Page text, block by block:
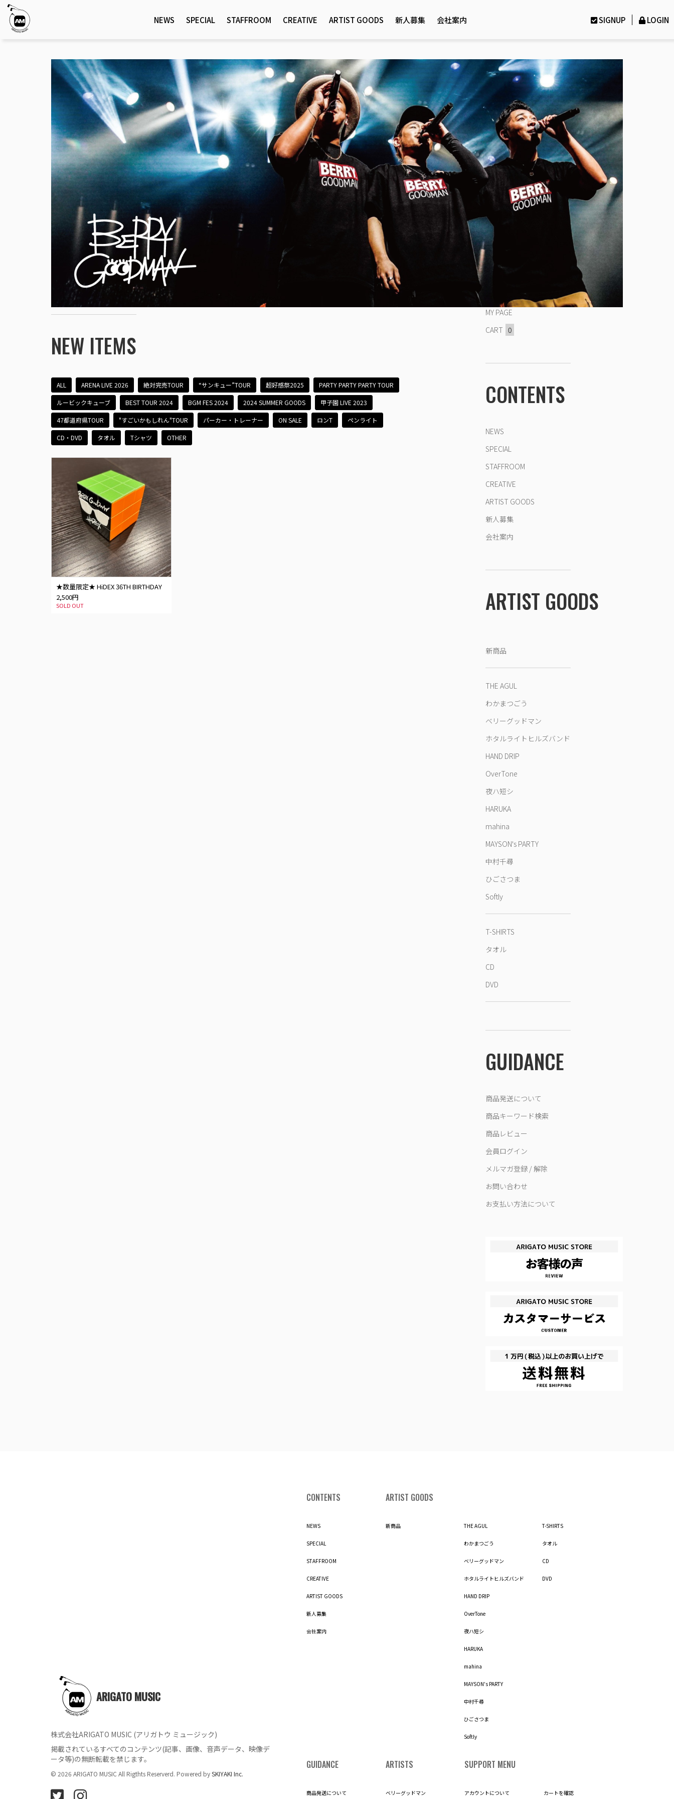
NEWS SPECIAL STAFFROOM CREATIVE ARTIST GOODS 新人募集 会社案内 SIGNUP LOGIN
NEW ITEMS
ALL ARENA LIVE 2026 絶対完売TOUR “サンキュー”TOUR 超好感祭2025 PARTY PARTY PARTY TOUR
ルービックキューブ BEST TOUR 2024 BGM FES 2024 2024 SUMMER GOODS 甲子園 LIVE 2023
47都道府県TOUR "すごいかもしれん"TOUR パーカー・トレーナー ON SALE ロンT ペンライト
CD・DVD タオル Tシャツ OTHER
★数量限定★ HiDEX 36TH BIRTHDAY
GOODS【HiDEXのルービックキュー
ブ】
2,500円
SOLD OUT
MY PAGE
CART 0
CONTENTS
NEWS
SPECIAL
STAFFROOM
CREATIVE
ARTIST GOODS
新人募集
会社案内
ARTIST GOODS
新商品
THE AGUL
わかまつごう
ベリーグッドマン
ホタルライトヒルズバンド
HAND DRIP
OverTone
夜ハ短シ
HARUKA
mahina
MAYSON's PARTY
中村千尋
ひごさつま
Softly
T-SHIRTS
タオル
CD
DVD
GUIDANCE
商品発送について
商品キーワード検索
商品レビュー
会員ログイン
メルマガ登録 / 解除
お問い合わせ
お支払い方法について
ARIGATO MUSIC
株式会社ARIGATO MUSIC (アリガトウ ミュージック)
掲載されているすべてのコンテンツ(記事、画像、音声データ、映像デ
ータ等)の無断転載を禁じます。
© 2026 ARIGATO MUSIC All Rigthts Reserverd. Powered bySKIYAKI Inc.
CONTENTS
NEWS
SPECIAL
STAFFROOM
CREATIVE
ARTIST GOODS
新人募集
会社案内
ARTIST GOODS
新商品 THE AGUL
わかまつごう
ベリーグッドマン
ホタルライトヒルズバンド
HAND DRIP
OverTone
夜ハ短シ
HARUKA
mahina
MAYSON's PARTY
中村千尋
ひごさつま
Softly
T-SHIRTS
タオル
CD
DVD
GUIDANCE
商品発送について
ARTISTS
ベリーグッドマン
SUPPORT MENU
アカウントについて カートを確認